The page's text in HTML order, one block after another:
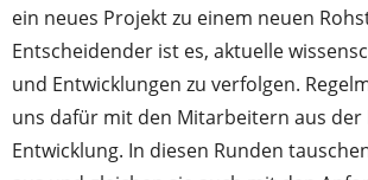
ein neues Projekt zu einem neuen
Entscheidender ist es, aktuelle
und Entwicklungen zu verfolgen.
uns dafür mit den Mitarbeitern aus der
Entwicklung. In diesen Runden